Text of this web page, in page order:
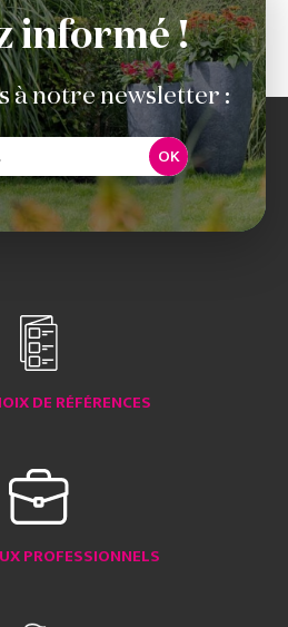
informé !
à notre newsletter :
OK
DE RÉFÉRENCES
PROFESSIONNELS